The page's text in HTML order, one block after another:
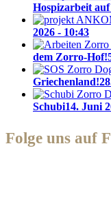
Hospizarbeit
2026 - 10:43
dem Zorro-Hof!
Griechenland!
Schubi14. Juni
Folge uns auf